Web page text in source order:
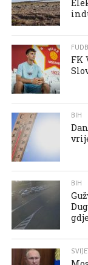
FK
BIH
BIH